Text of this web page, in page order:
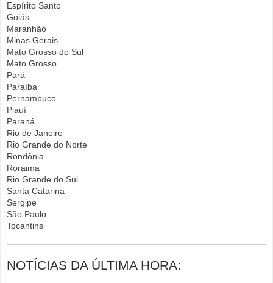
Espírito Santo
Goiás
Maranhão
Minas Gerais
Mato Grosso do Sul
Mato Grosso
Pará
Paraíba
Pernambuco
Piauí
Paraná
Rio de Janeiro
Rio Grande do Norte
Rondônia
Roraima
Rio Grande do Sul
Santa Catarina
Sergipe
São Paulo
Tocantins
NOTÍCIAS DA ÚLTIMA HORA: